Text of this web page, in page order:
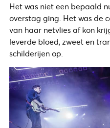
Het was niet een bepaald
overstag ging. Het was de
van haar netvlies af kon
leverde bloed, zweet en
schilderijen op.